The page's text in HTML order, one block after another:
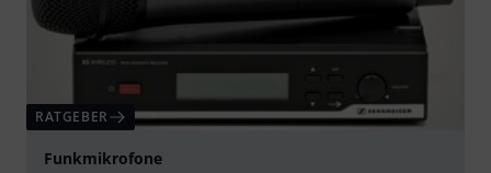
RATGEBER
Funkmikrofone